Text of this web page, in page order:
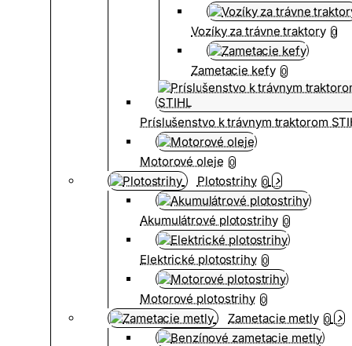
Vozíky za trávne traktory 0
Zametacie kefy 0
Príslušenstvo k trávnym traktorom
Motorové oleje 0
Plotostrihy 0
Akumulátrové plotostrihy 0
Elektrické plotostrihy 0
Motorové plotostrihy 0
Zametacie metly 0